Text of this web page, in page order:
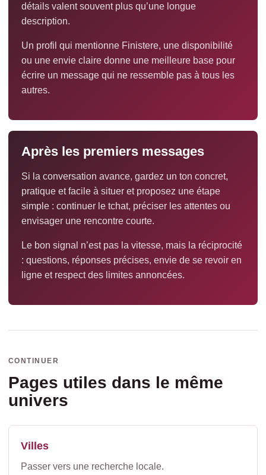
détails valent souvent plus qu’une longue
description.
Un profil qui mentionne Finistere, une disponibilité
ou une envie claire donne une meilleure base pour
écrire un message qui ne ressemble pas à tous les
autres.
Après les premiers messages
Si la conversation avance, gardez un ton concret,
pratique et facile à situer et proposez une étape
simple : continuer le tchat, préciser les attentes ou
envisager une rencontre courte.
Le bon signal n’est pas la vitesse, mais la réciprocité
: questions, réponses précises, envie de se revoir en
ligne et respect des limites annoncées.
CONTINUER
Pages utiles dans le même
univers
Villes
Passer vers une recherche locale.